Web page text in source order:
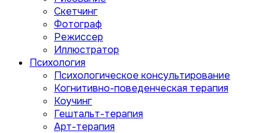
Скетчинг
Фотограф
Режиссер
Иллюстратор
Психология
Психологическое консультирование
Когнитивно-поведенческая терапия
Коучинг
Гештальт-терапия
Арт-терапия